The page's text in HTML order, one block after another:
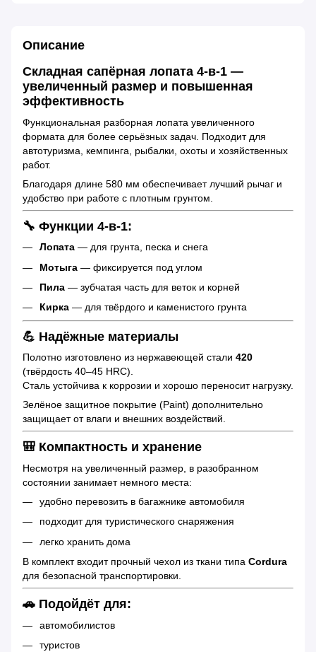
Описание
Складная сапёрная лопата 4-в-1 —
увеличенный размер и повышенная
эффективность
Функциональная разборная лопата увеличенного
формата для более серьёзных задач. Подходит для
автотуризма, кемпинга, рыбалки, охоты и хозяйственных
работ.
Благодаря длине 580 мм обеспечивает лучший рычаг и
удобство при работе с плотным грунтом.
🔧 Функции 4-в-1:
Лопата — для грунта, песка и снега
Мотыга — фиксируется под углом
Пила — зубчатая часть для веток и корней
Кирка — для твёрдого и каменистого грунта
💪 Надёжные материалы
Полотно изготовлено из нержавеющей стали 420
(твёрдость 40–45 HRC).
Сталь устойчива к коррозии и хорошо переносит нагрузку.
Зелёное защитное покрытие (Paint) дополнительно
защищает от влаги и внешних воздействий.
🎒 Компактность и хранение
Несмотря на увеличенный размер, в разобранном
состоянии занимает немного места:
удобно перевозить в багажнике автомобиля
подходит для туристического снаряжения
легко хранить дома
В комплект входит прочный чехол из ткани типа Cordura
для безопасной транспортировки.
🚗 Подойдёт для:
автомобилистов
туристов